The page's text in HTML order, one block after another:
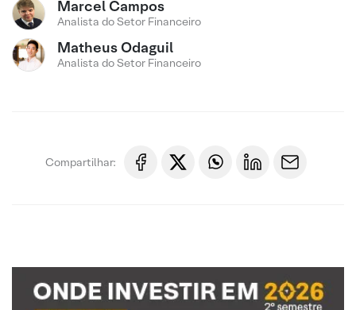
Marcel Campos
Analista do Setor Financeiro
Matheus Odaguil
Analista do Setor Financeiro
Compartilhar: